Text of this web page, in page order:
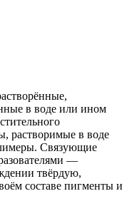
в воде или ином
растворимые в воде
Связующие
—
твёрдую,
составе пигменты и